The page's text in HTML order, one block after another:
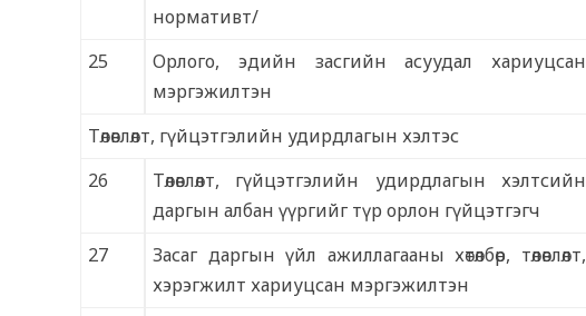
нормативт/
25
Орлого, эдийн засгийн асуудал хариуцсан
мэргэжилтэн
Төлөвлөлт, гүйцэтгэлийн удирдлагын хэлтэс
26
Төлөвлөлт, гүйцэтгэлийн удирдлагын хэлтсийн
даргын албан үүргийг түр орлон гүйцэтгэгч
27
Засаг даргын үйл ажиллагааны хөтөлбөр, төлөвлөлт,
хэрэгжилт хариуцсан мэргэжилтэн